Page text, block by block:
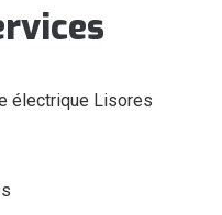
électrique Lisores